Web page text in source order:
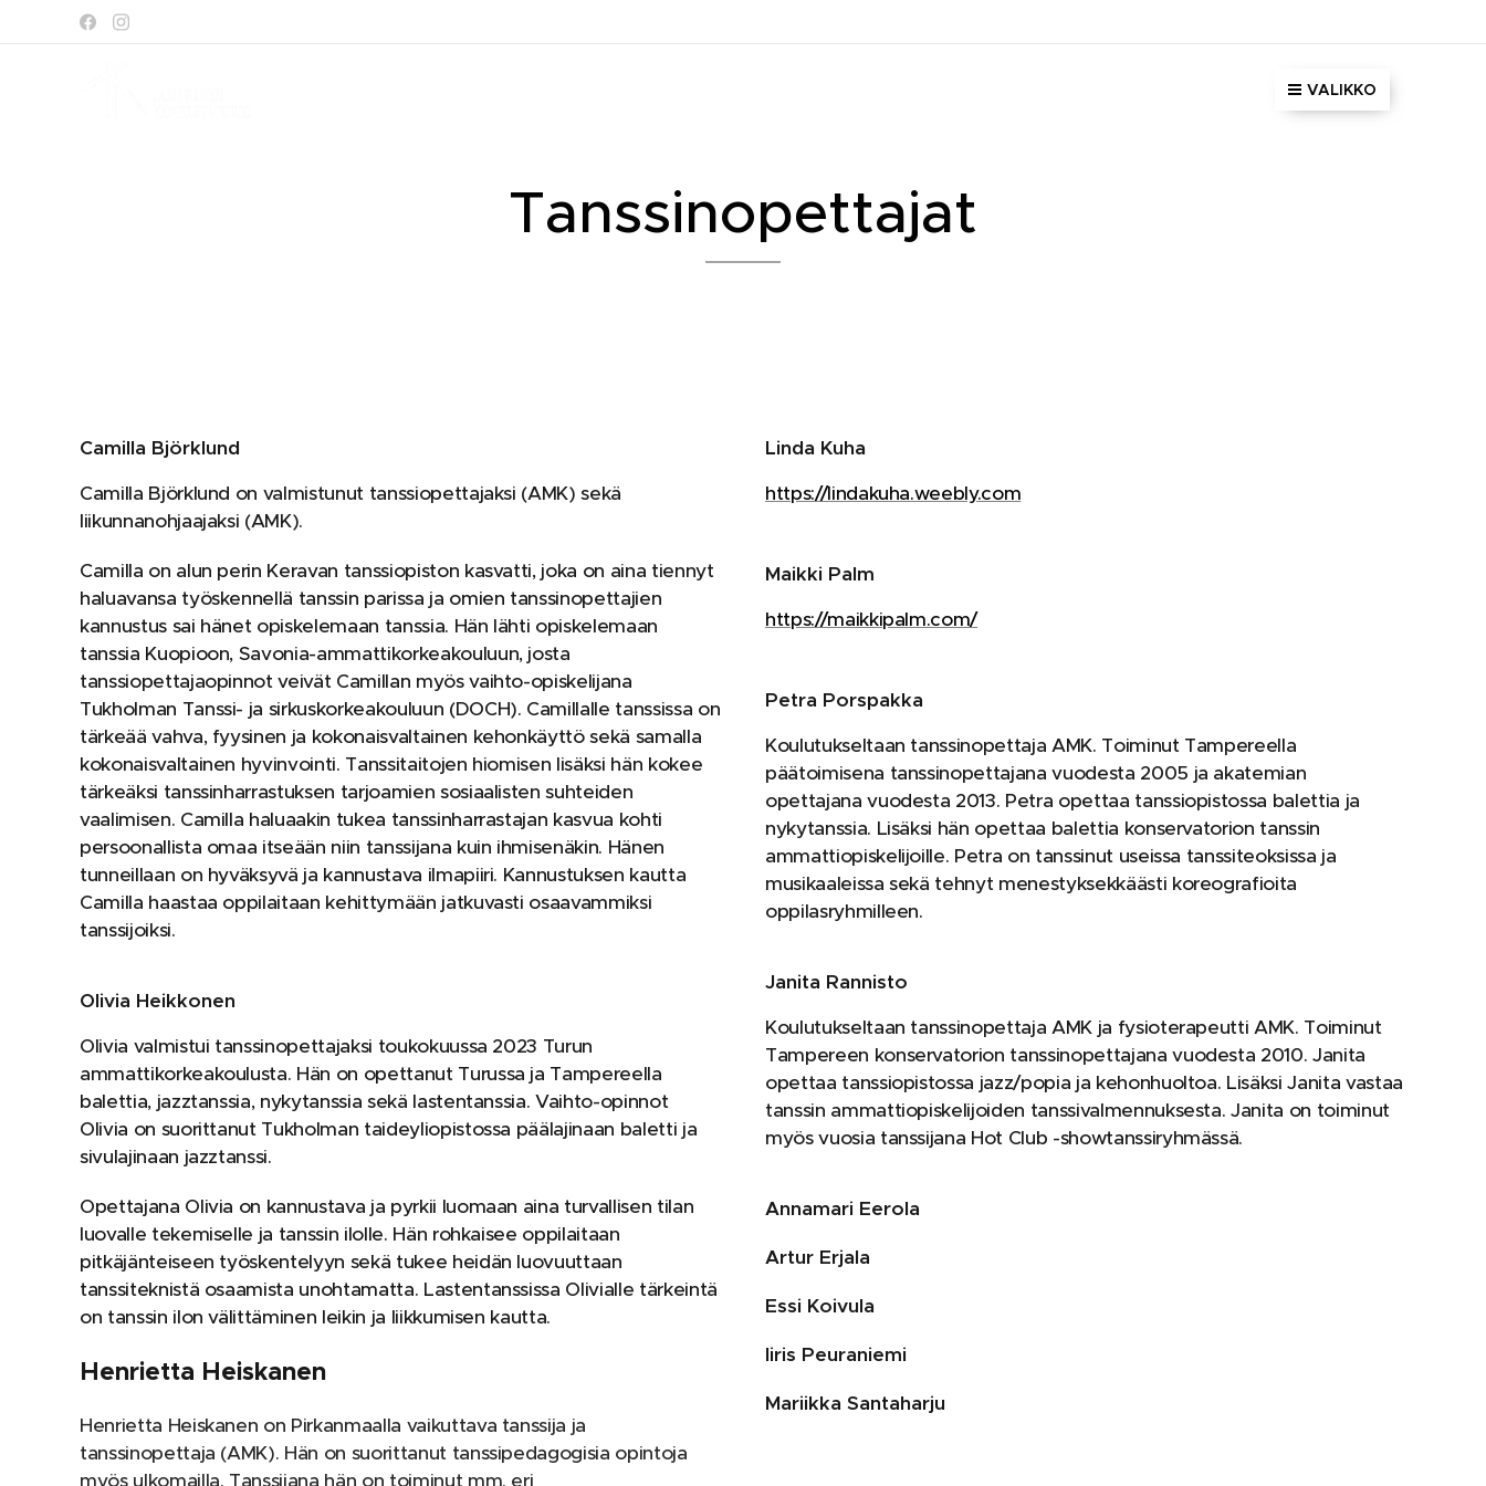
VALIKKO
Tanssinopettajat
Camilla Björklund
Camilla Björklund on valmistunut tanssiopettajaksi (AMK) sekä
liikunnanohjaajaksi (AMK).
Camilla on alun perin Keravan tanssiopiston kasvatti, joka on aina tiennyt
haluavansa työskennellä tanssin parissa ja omien tanssinopettajien
kannustus sai hänet opiskelemaan tanssia. Hän lähti opiskelemaan
tanssia Kuopioon, Savonia-ammattikorkeakouluun, josta
tanssiopettajaopinnot veivät Camillan myös vaihto-opiskelijana
Tukholman Tanssi- ja sirkuskorkeakouluun (DOCH). Camillalle tanssissa on
tärkeää vahva, fyysinen ja kokonaisvaltainen kehonkäyttö sekä samalla
kokonaisvaltainen hyvinvointi. Tanssitaitojen hiomisen lisäksi hän kokee
tärkeäksi tanssinharrastuksen tarjoamien sosiaalisten suhteiden
vaalimisen. Camilla haluaakin tukea tanssinharrastajan kasvua kohti
persoonallista omaa itseään niin tanssijana kuin ihmisenäkin. Hänen
tunneillaan on hyväksyvä ja kannustava ilmapiiri. Kannustuksen kautta
Camilla haastaa oppilaitaan kehittymään jatkuvasti osaavammiksi
tanssijoiksi.
Olivia Heikkonen
Olivia valmistui tanssinopettajaksi toukokuussa 2023 Turun
ammattikorkeakoulusta. Hän on opettanut Turussa ja Tampereella
balettia, jazztanssia, nykytanssia sekä lastentanssia. Vaihto-opinnot
Olivia on suorittanut Tukholman taideyliopistossa päälajinaan baletti ja
sivulajinaan jazztanssi.
Opettajana Olivia on kannustava ja pyrkii luomaan aina turvallisen tilan
luovalle tekemiselle ja tanssin ilolle. Hän rohkaisee oppilaitaan
pitkäjänteiseen työskentelyyn sekä tukee heidän luovuuttaan
tanssiteknistä osaamista unohtamatta. Lastentanssissa Olivialle tärkeintä
on tanssin ilon välittäminen leikin ja liikkumisen kautta.
Henrietta Heiskanen
Henrietta Heiskanen on Pirkanmaalla vaikuttava tanssija ja
tanssinopettaja (AMK). Hän on suorittanut tanssipedagogisia opintoja
myös ulkomailla. Tanssijana hän on toiminut mm. eri
Linda Kuha
https://lindakuha.weebly.com
Maikki Palm
https://maikkipalm.com/
Petra Porspakka
Koulutukseltaan tanssinopettaja AMK. Toiminut Tampereella
päätoimisena tanssinopettajana vuodesta 2005 ja akatemian
opettajana vuodesta 2013. Petra opettaa tanssiopistossa balettia ja
nykytanssia. Lisäksi hän opettaa balettia konservatorion tanssin
ammattiopiskelijoille. Petra on tanssinut useissa tanssiteoksissa ja
musikaaleissa sekä tehnyt menestyksekkäästi koreografioita
oppilasryhmilleen.
Janita Rannisto
Koulutukseltaan tanssinopettaja AMK ja fysioterapeutti AMK. Toiminut
Tampereen konservatorion tanssinopettajana vuodesta 2010. Janita
opettaa tanssiopistossa jazz/popia ja kehonhuoltoa. Lisäksi Janita vastaa
tanssin ammattiopiskelijoiden tanssivalmennuksesta. Janita on toiminut
myös vuosia tanssijana Hot Club -showtanssiryhmässä.
Annamari Eerola
Artur Erjala
Essi Koivula
Iiris Peuraniemi
Mariikka Santaharju